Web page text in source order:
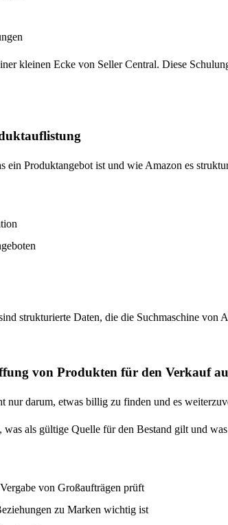
kleinen Ecke von Seller Central. Diese
ein Produktangebot ist und wie Amazon es
strukturierte Daten, die die Suchmaschine von
von Produkten für den Verkauf
nur darum, etwas billig zu finden und es
als gültige Quelle für den Bestand gilt und
von Großaufträgen prüft
zu Marken wichtig ist